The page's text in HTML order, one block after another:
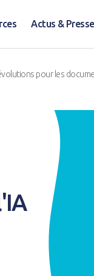
Actus & Presse
pour les